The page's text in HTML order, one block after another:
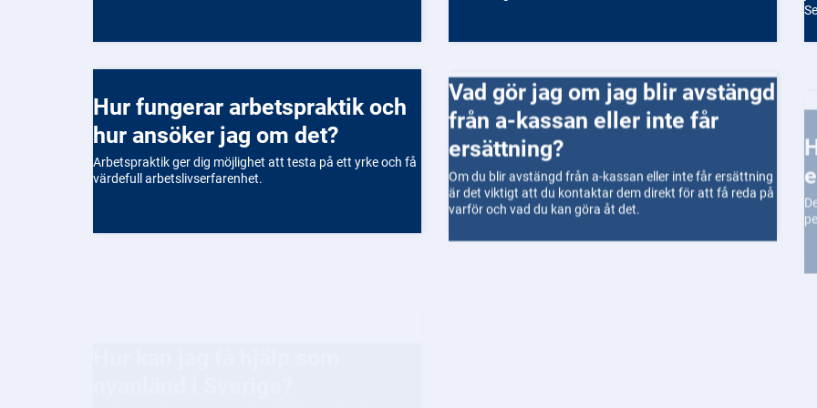
Hur fungerar arbetspraktik och
hur ansöker jag om det?
Arbetspraktik ger dig möjlighet att testa på ett yrke och få
värdefull arbetslivserfarenhet.
Vad gör jag om jag blir avstängd
från a-kassan eller inte får
ersättning?
Om du blir avstängd från a-kassan eller inte får ersättning
är det viktigt att du kontaktar dem direkt för att få reda på
varför och vad du kan göra åt det.
Hur kan jag